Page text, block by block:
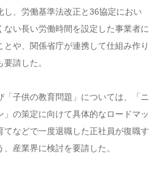
し、労働基準法改正と36協定におい
ない長い労働時間を設定した事業者に
や、関係省庁が連携して仕組み作り
請した。
「子供の教育問題」については、「ニ
」の策定に向けて具体的なロードマッ
てなどで一度退職した正社員が復職す
産業界に検討を要請した。